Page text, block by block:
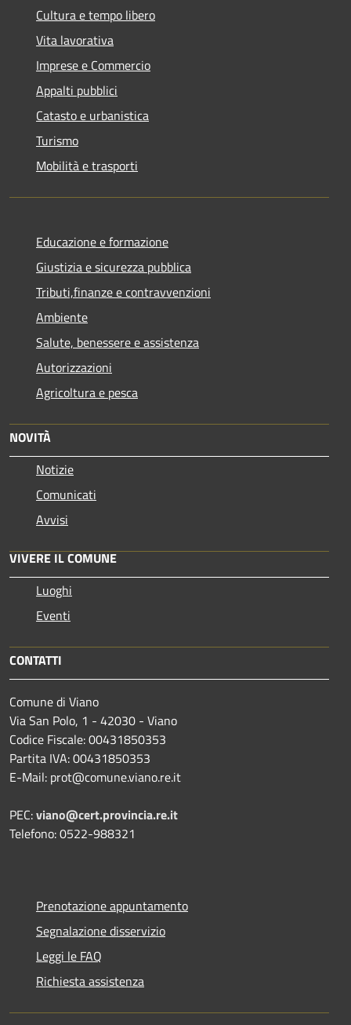
Cultura e tempo libero
Vita lavorativa
Imprese e Commercio
Appalti pubblici
Catasto e urbanistica
Turismo
Mobilità e trasporti
Educazione e formazione
Giustizia e sicurezza pubblica
Tributi,finanze e contravvenzioni
Ambiente
Salute, benessere e assistenza
Autorizzazioni
Agricoltura e pesca
NOVITÀ
Notizie
Comunicati
Avvisi
VIVERE IL COMUNE
Luoghi
Eventi
CONTATTI
Comune di Viano
Via San Polo, 1 - 42030 - Viano
Codice Fiscale: 00431850353
Partita IVA: 00431850353
E-Mail: prot@comune.viano.re.it
PEC:viano@cert.provincia.re.it
Telefono: 0522-988321
Prenotazione appuntamento
Segnalazione disservizio
Leggi le FAQ
Richiesta assistenza